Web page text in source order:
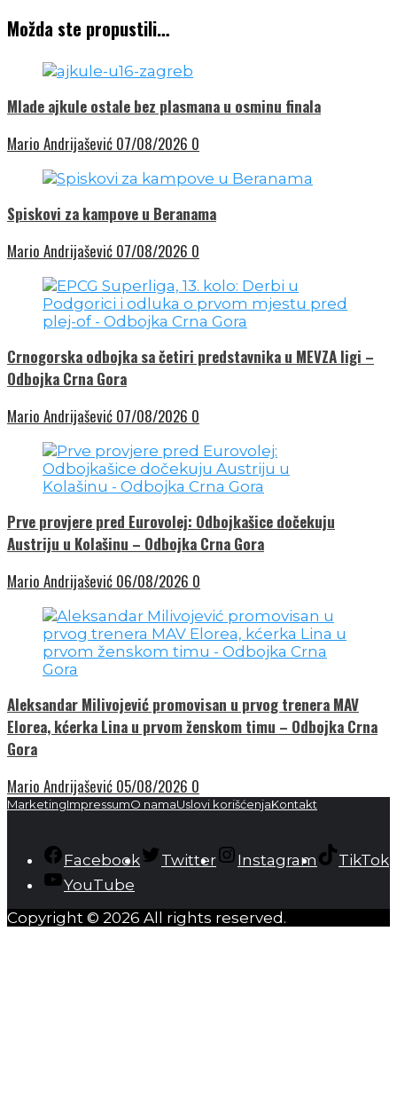
Možda ste propustili…
Mlade ajkule ostale bez plasmana u osminu finala
Mario Andrijašević 07/08/2026 0
Spiskovi za kampove u Beranama
Mario Andrijašević 07/08/2026 0
Crnogorska odbojka sa četiri predstavnika u MEVZA ligi –
Odbojka Crna Gora
Mario Andrijašević 07/08/2026 0
Prve provjere pred Eurovolej: Odbojkašice dočekuju
Austriju u Kolašinu – Odbojka Crna Gora
Mario Andrijašević 06/08/2026 0
Aleksandar Milivojević promovisan u prvog trenera MAV
Elorea, kćerka Lina u prvom ženskom timu – Odbojka Crna
Gora
Mario Andrijašević 05/08/2026 0
MarketingImpressumO namaUslovi korišćenjaKontakt
Facebook Twitter Instagram
TikTok
YouTube
Copyright © 2026 All rights reserved.